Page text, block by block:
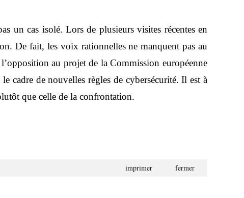
un cas isolé. Lors de plusieurs visites récentes en
De fait, les voix rationnelles ne manquent pas au
au projet de la Commission européenne
cadre de nouvelles règles de cybersécurité. Il est à
que celle de la confrontation.
fermer
imprimer